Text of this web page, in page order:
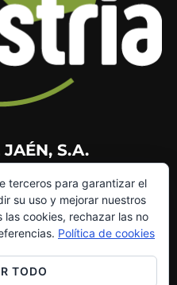
S.A.
terceros para garantizar el
su uso y mejorar nuestros
cookies, rechazar las no
Política de cookies
TODO